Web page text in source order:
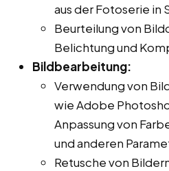
aus der Fotoserie in
Beurteilung von
Belichtung und
Bildbearbeitung:
Verwendung von
wie Adobe
Anpassung von
und anderen
Retusche von